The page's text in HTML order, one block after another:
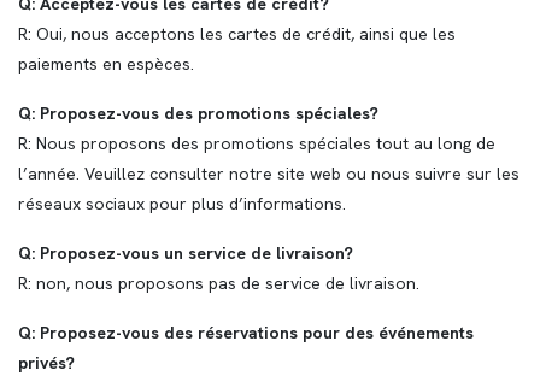
R: Oui, nous acceptons les cartes de crédit, ainsi que les
paiements en espèces.
Q: Proposez-vous des promotions spéciales?
R: Nous proposons des promotions spéciales tout au long de
l’année. Veuillez consulter notre site web ou nous suivre sur les
réseaux sociaux pour plus d’informations.
Q: Proposez-vous un service de livraison?
R: non, nous proposons pas de service de livraison.
Q: Proposez-vous des réservations pour des événements
privés?